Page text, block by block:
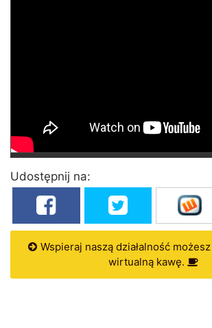
Udostępnij na:
Wspieraj naszą działalność
wirtualną kawę.